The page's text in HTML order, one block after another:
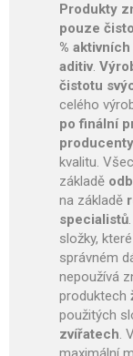
Produkty
pouze
%
aditiv.
čistotu
celého
po finální
kvalitu.
základě
na základě
specialistů
složky,
správném
nepoužívá
produktech
použitých
zvířatech.